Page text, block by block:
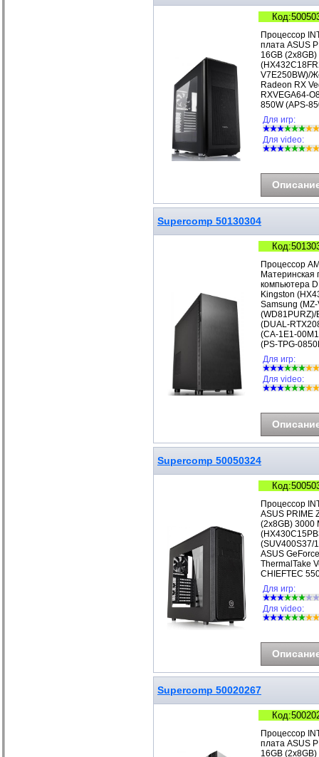
Процессор
плата ASUS
16GB
V7E250BW)/
Radeon RX
RXVEGA64-
850W (APS-
Для игр:
Для video:
Supercomp 50130304
Процессор
Материнская
компьютера
Kingston
Samsung
(WD81PURZ)/
(DUAL-
(CA-1E1-
(PS-TPG-
Для игр:
Для video:
Supercomp 50050324
Процессор
ASUS PRIME
(2x8GB) 3000
(SUV400S37/
ASUS
ThermalTake
CHIEFTEC
Для игр:
Для video:
Supercomp 50020267
Процессор
плата ASUS
16GB